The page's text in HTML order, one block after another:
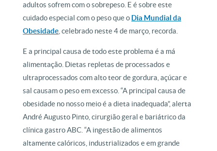
adultos sofrem com o sobrepeso. E é sobre este
cuidado especial com o peso que o Dia Mundial da
Obesidade , celebrado neste 4 de março, recorda.
E a principal causa de todo este problema é a má
alimentação. Dietas repletas de processados ​​e
ultraprocessados ​​com alto teor de gordura, açúcar e
sal causam o peso em excesso. “A principal causa de
obesidade no nosso meio é a dieta inadequada”, alerta
André Augusto Pinto, cirurgião geral e bariátrico da
clínica gastro ABC. “A ingestão de alimentos
altamente calóricos, industrializados e em grande